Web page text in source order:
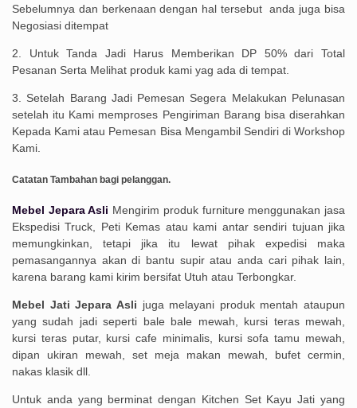
Sebelumnya dan berkenaan dengan hal tersebut anda juga bisa
Negosiasi ditempat
2. Untuk Tanda Jadi Harus Memberikan DP 50% dari Total
Pesanan Serta Melihat produk kami yag ada di tempat.
3. Setelah Barang Jadi Pemesan Segera Melakukan Pelunasan
setelah itu Kami memproses Pengiriman Barang bisa diserahkan
Kepada Kami atau Pemesan Bisa Mengambil Sendiri di Workshop
Kami.
Catatan Tambahan bagi pelanggan.
Mebel Jepara Asli Mengirim produk furniture menggunakan jasa
Ekspedisi Truck, Peti Kemas atau kami antar sendiri tujuan jika
memungkinkan, tetapi jika itu lewat pihak expedisi maka
pemasangannya akan di bantu supir atau anda cari pihak lain,
karena barang kami kirim bersifat Utuh atau Terbongkar.
Mebel Jati Jepara Asli juga melayani produk mentah ataupun
yang sudah jadi seperti bale bale mewah, kursi teras mewah,
kursi teras putar, kursi cafe minimalis, kursi sofa tamu mewah,
dipan ukiran mewah, set meja makan mewah, bufet cermin,
nakas klasik dll.
Untuk anda yang berminat dengan Kitchen Set Kayu Jati yang